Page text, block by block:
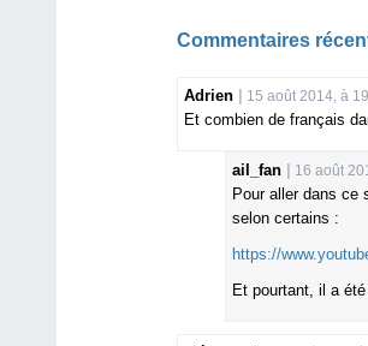
Commentaires
Adrien 15 août 2014, à
Et combien de français
ail_fan 16 août
Pour aller dans ce
selon certains :
https://
Et pourtant, il a